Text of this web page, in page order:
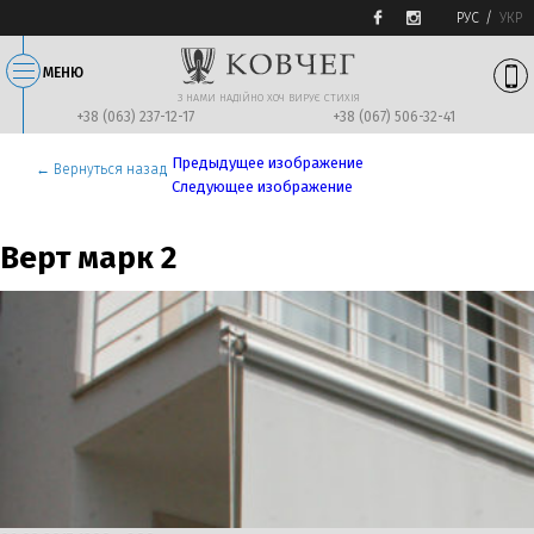
РУС УКР
МЕНЮ
З НАМИ НАДIЙНО ХОЧ ВИРУЄ СТИХIЯ
+38 (063) 237-12-17 +38 (067) 506-32-41
← Вернуться назад Предыдущее изображение
Следующее изображение
Верт марк 2